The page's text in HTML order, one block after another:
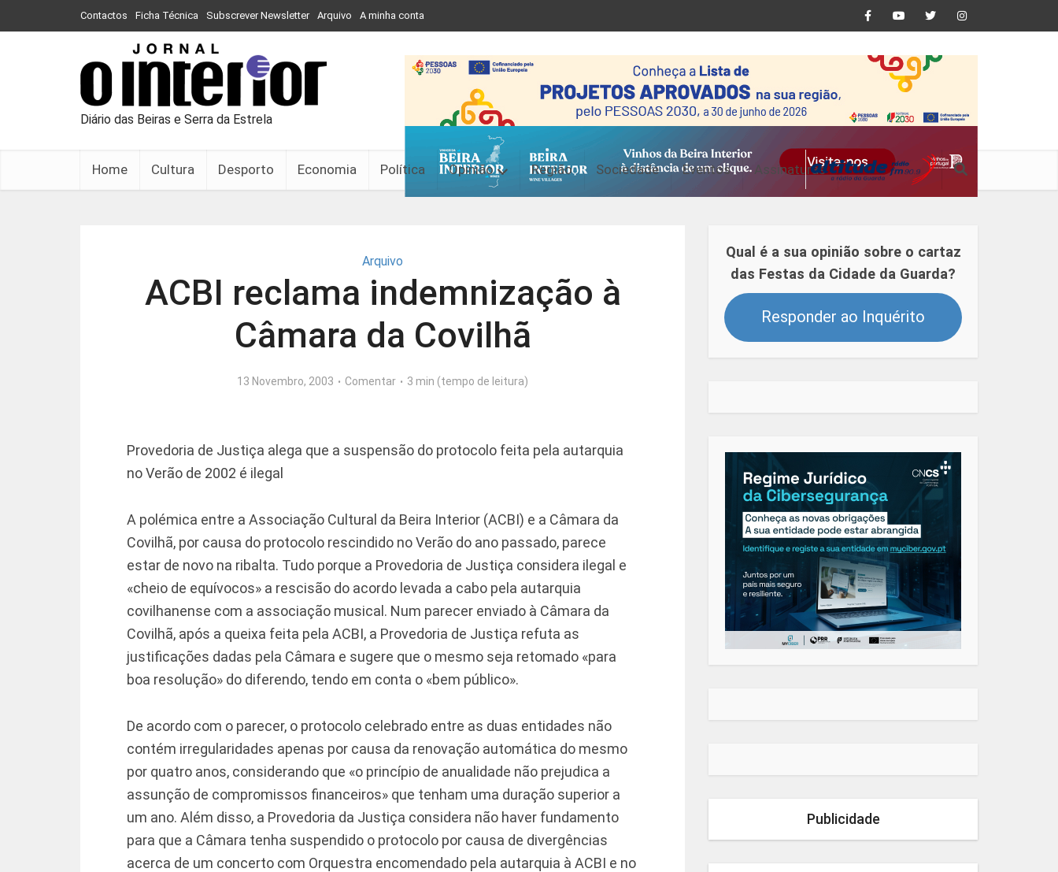
Contactos Ficha Técnica Subscrever Newsletter Arquivo A minha conta
Diário das Beiras e Serra da Estrela
Home Cultura Desporto Economia Política Opinião Região Sociedade Eventos Assinaturas
Arquivo
ACBI reclama indemnização à
Câmara da Covilhã
13 Novembro, 2003 Comentar 3 min (tempo de leitura)
Provedoria de Justiça alega que a suspensão do protocolo feita pela autarquia
no Verão de 2002 é ilegal
A polémica entre a Associação Cultural da Beira Interior (ACBI) e a Câmara da
Covilhã, por causa do protocolo rescindido no Verão do ano passado, parece
estar de novo na ribalta. Tudo porque a Provedoria de Justiça considera ilegal e
«cheio de equívocos» a rescisão do acordo levada a cabo pela autarquia
covilhanense com a associação musical. Num parecer enviado à Câmara da
Covilhã, após a queixa feita pela ACBI, a Provedoria de Justiça refuta as
justificações dadas pela Câmara e sugere que o mesmo seja retomado «para
boa resolução» do diferendo, tendo em conta o «bem público».
De acordo com o parecer, o protocolo celebrado entre as duas entidades não
contém irregularidades apenas por causa da renovação automática do mesmo
por quatro anos, considerando que «o princípio de anualidade não prejudica a
assunção de compromissos financeiros» que tenham uma duração superior a
um ano. Além disso, a Provedoria da Justiça considera não haver fundamento
para que a Câmara tenha suspendido o protocolo por causa de divergências
acerca de um concerto com Orquestra encomendado pela autarquia à ACBI e no
Qual é a sua opinião sobre o cartaz
das Festas da Cidade da Guarda?
Responder ao Inquérito
Publicidade